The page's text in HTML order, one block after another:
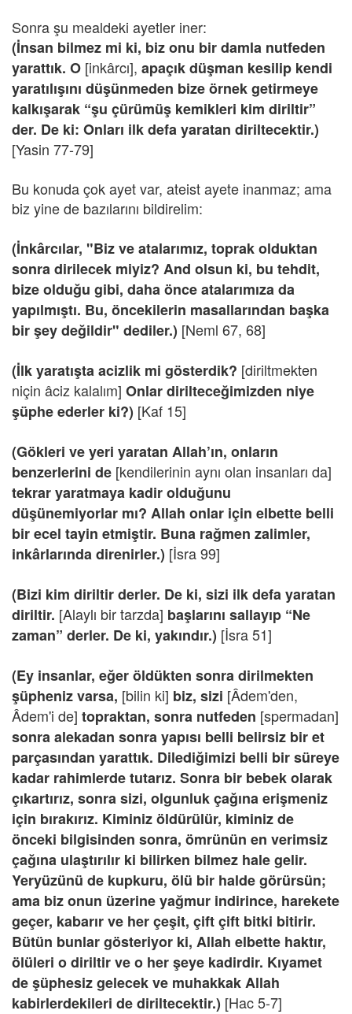
Sonra şu mealdeki ayetler iner:
(İnsan bilmez mi ki, biz onu bir damla nutfeden
yarattık. O [inkârcı], apaçık düşman kesilip kendi
yaratılışını düşünmeden bize örnek getirmeye
kalkışarak “şu çürümüş kemikleri kim diriltir”
der. De ki: Onları ilk defa yaratan diriltecektir.)
[Yasin 77-79]
Bu konuda çok ayet var, ateist ayete inanmaz; ama
biz yine de bazılarını bildirelim:
(İnkârcılar, "Biz ve atalarımız, toprak olduktan
sonra dirilecek miyiz? And olsun ki, bu tehdit,
bize olduğu gibi, daha önce atalarımıza da
yapılmıştı. Bu, öncekilerin masallarından başka
bir şey değildir" dediler.) [Neml 67, 68]
(İlk yaratışta acizlik mi gösterdik? [diriltmekten
niçin âciz kalalım] Onlar dirilteceğimizden niye
şüphe ederler ki?) [Kaf 15]
(Gökleri ve yeri yaratan Allah’ın, onların
benzerlerini de [kendilerinin aynı olan insanları da]
tekrar yaratmaya kadir olduğunu
düşünemiyorlar mı? Allah onlar için elbette belli
bir ecel tayin etmiştir. Buna rağmen zalimler,
inkârlarında direnirler.) [İsra 99]
(Bizi kim diriltir derler. De ki, sizi ilk defa yaratan
diriltir. [Alaylı bir tarzda] başlarını sallayıp “Ne
zaman” derler. De ki, yakındır.) [İsra 51]
(Ey insanlar, eğer öldükten sonra dirilmekten
şüpheniz varsa, [bilin ki] biz, sizi [Âdem'den,
Âdem'i de] topraktan, sonra nutfeden [spermadan]
sonra alekadan sonra yapısı belli belirsiz bir et
parçasından yarattık. Dilediğimizi belli bir süreye
kadar rahimlerde tutarız. Sonra bir bebek olarak
çıkartırız, sonra sizi, olgunluk çağına erişmeniz
için bırakırız. Kiminiz öldürülür, kiminiz de
önceki bilgisinden sonra, ömrünün en verimsiz
çağına ulaştırılır ki bilirken bilmez hale gelir.
Yeryüzünü de kupkuru, ölü bir halde görürsün;
ama biz onun üzerine yağmur indirince, harekete
geçer, kabarır ve her çeşit, çift çift bitki bitirir.
Bütün bunlar gösteriyor ki, Allah elbette haktır,
ölüleri o diriltir ve o her şeye kadirdir. Kıyamet
de şüphesiz gelecek ve muhakkak Allah
kabirlerdekileri de diriltecektir.) [Hac 5-7]